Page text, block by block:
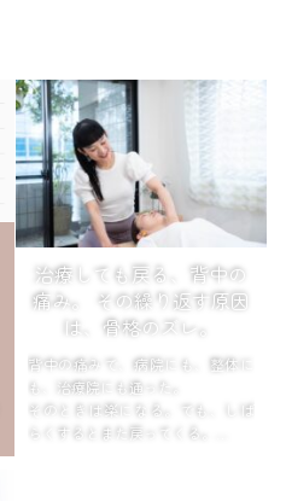
治療しても戻る、背中の
痛み。 その繰り返す原因
は、骨格のズレ。
背中の痛みで、病院にも、整体に
も、治療院にも通った。
そのときは楽になる。でも、しば
らくするとまた戻ってくる。